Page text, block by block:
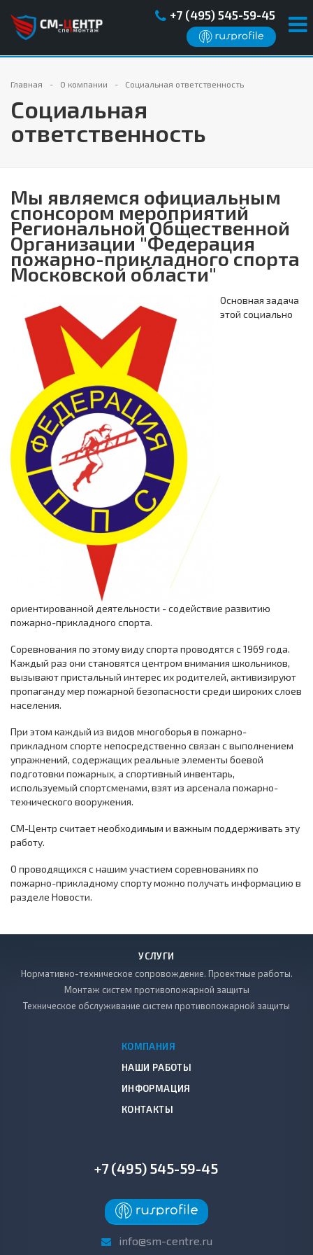
+7 (495) 545-59-45
Главная О компании Cоциальная ответственность
Cоциальная
ответственность
Мы являемся официальным
спонсором мероприятий
Региональной Общественной
Организации "Федерация
пожарно-прикладного спорта
Московской области"
Основная задача
этой социально
ориентированной деятельности - содействие развитию
пожарно-прикладного спорта.
Соревнования по этому виду спорта проводятся с 1969 года.
Каждый раз они становятся центром внимания школьников,
вызывают пристальный интерес их родителей, активизируют
пропаганду мер пожарной безопасности среди широких слоев
населения.
При этом каждый из видов многоборья в пожарно-
прикладном спорте непосредственно связан с выполнением
упражнений, содержащих реальные элементы боевой
подготовки пожарных, а спортивный инвентарь,
используемый спортсменами, взят из арсенала пожарно-
технического вооружения.
СМ-Центр считает необходимым и важным поддерживать эту
работу.
О проводящихся с нашим участием соревнованиях по
пожарно-прикладному спорту можно получать информацию в
разделе Новости.
УСЛУГИ
Нормативно-техническое сопровождение. Проектные работы.
Монтаж систем противопожарной защиты
Техническое обслуживание систем противопожарной защиты
КОМПАНИЯ
НАШИ РАБОТЫ
ИНФОРМАЦИЯ
КОНТАКТЫ
+7 (495) 545-59-45
info@sm-centre.ru